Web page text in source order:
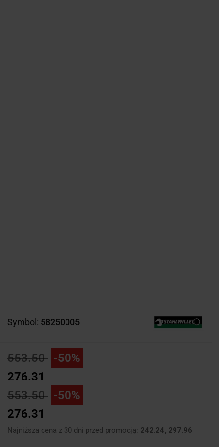
Symbol: 58250005
553.50
-50%
276.31
553.50
-50%
276.31
Najniższa cena z 30 dni przed promocją: 242.24 297.96